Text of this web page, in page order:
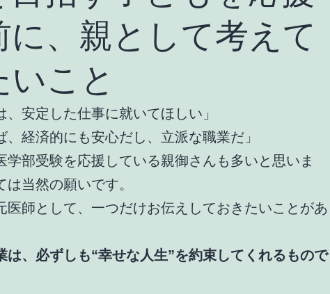
に、親として考えて
いこと
、安定した仕事に就いてほしい」
、経済的にも安心だし、立派な職業だ」
学部受験を応援している親御さんも多いと思いま
当然の願いです。
医師として、一つだけお伝えしておきたいことがあ
は、必ずしも“幸せな人生”を約束してくれるもので